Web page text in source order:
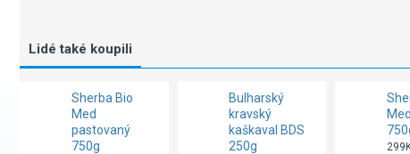
Lidé také koupili
Sherba Bio
Med
pastovaný
750g
Bulharský
kravský
kaškaval BDS
250g